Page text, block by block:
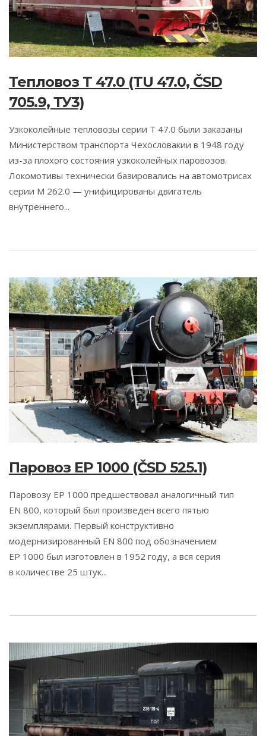
Тепловоз T 47.0 (TU 47.0, ČSD
705.9, ТУ3)
Узкоколейные тепловозы серии Т 47.0 были заказаны
Министерством транспорта Чехословакии в 1948 году
из-за плохого состояния узкоколейных паровозов.
Локомотивы технически базировались на автомотрисах
серии М 262.0 — унифицированы двигатель
внутреннего...
Паровоз EP 1000 (ČSD 525.1)
Паровозу EP 1000 предшествовал аналогичный тип
EN 800, который был произведен всего пятью
экземплярами. Первый конструктивно
модернизированный EN 800 под обозначением
EP 1000 был изготовлен в 1952 году, а вся серия
в количестве 25 штук...